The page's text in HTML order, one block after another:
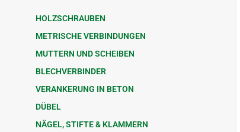
HOLZSCHRAUBEN
METRISCHE VERBINDUNGEN
MUTTERN UND SCHEIBEN
BLECHVERBINDER
VERANKERUNG IN BETON
DÜBEL
NÄGEL, STIFTE & KLAMMERN